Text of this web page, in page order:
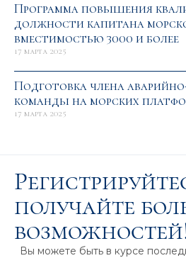
Программа повышения
должности капитана
вместимостью 3000 и более
17 марта 2025
Подготовка члена
команды на морских
17 марта 2025
получайте
Вы можете быть в курсе